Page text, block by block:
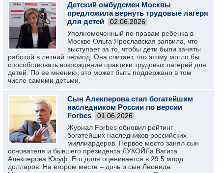
Детский омбудсмен Москвы
предложила вернуть трудовые лагеря
для детей
02.06.2026
Уполномоченный по правам ребенка в
Москве Ольга Ярославская заявила, что
выступает за то, чтобы дети были заняты
работой в летний период. Она считает, что этому могло бы
способствовать возрождение практики трудовых лагерей для
детей. По ее мнению, это может быть поддержано в том
числе самими детьми.
Сын Алекперова стал богатейшим
наследником России по версии
Forbes
01.06.2026
Журнал Forbes обновил рейтинг
богатейших наследников российских
миллиардеров. Первое место занял сын
основателя и бывшего президента ЛУКОЙЛа Вагита
Алекперова Юсуф. Его доля оценивается в 29,5 млрд
долларов. На втором месте – дочь и сын Леонида